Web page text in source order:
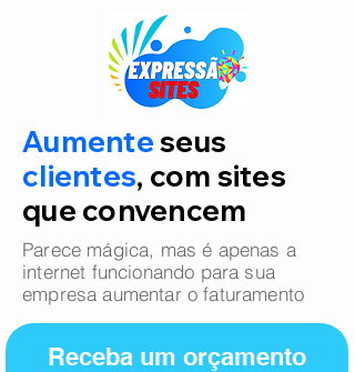
Aumenteseus
clientes, com sites
que convencem
Parece mágica, mas é apenas a
internet funcionando para sua
empresa aumentar o faturamento
Receba um orçamento